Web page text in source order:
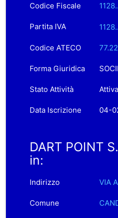
Codice Fiscale
Partita IVA
Codice ATECO
Forma Giuridica
Stato Attività Attiva
Data Iscrizione 04-
DART POINT
in:
Indirizzo VIA
Comune